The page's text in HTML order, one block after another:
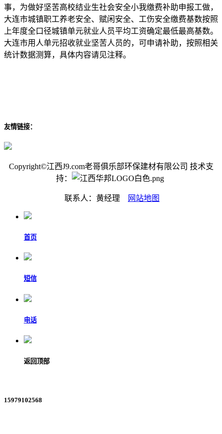
事，为做好坚苦高校结业生社会安全小我缴费补助申报工做，
大连市城镇职工养老安全、赋闲安全、工伤安全缴费基数按照
上年度全口径城镇单元就业人员平均工资确定最低最高基数。
大连市用人单元招收就业坚苦人员的，可申请补助，按照相关
统计数据测算，具体内容请见注释。
友情链接：
Copyright©江西J9.com老哥俱乐部环保建材有限公司 技术支
持：
联系人：黄经理 网站地图
首页
短信
电话
返回顶部
15979102568